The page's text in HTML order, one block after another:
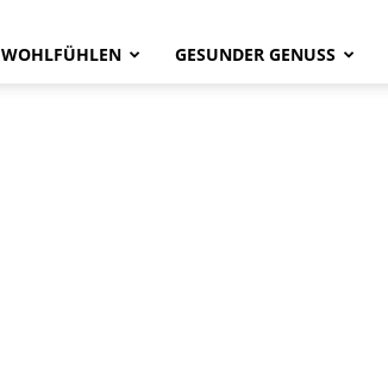
spatianer.de
WOHLFÜHLEN GESUNDER GENUSS